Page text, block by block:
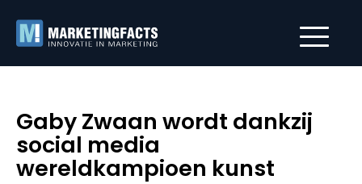
Gaby Zwaan wordt dankzij
social media
wereldkampioen kunst